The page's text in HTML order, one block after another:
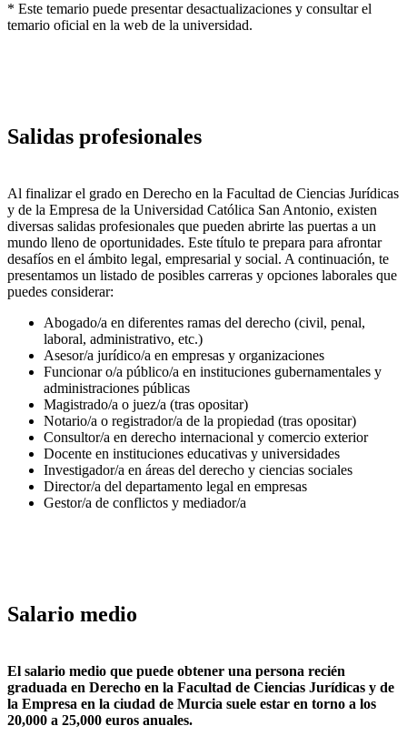
* Este temario puede presentar desactualizaciones y consultar el
temario oficial en la web de la universidad.
Salidas profesionales
Al finalizar el grado en Derecho en la Facultad de Ciencias Jurídicas
y de la Empresa de la Universidad Católica San Antonio, existen
diversas salidas profesionales que pueden abrirte las puertas a un
mundo lleno de oportunidades. Este título te prepara para afrontar
desafíos en el ámbito legal, empresarial y social. A continuación, te
presentamos un listado de posibles carreras y opciones laborales que
puedes considerar:
Abogado/a en diferentes ramas del derecho (civil, penal,
laboral, administrativo, etc.)
Asesor/a jurídico/a en empresas y organizaciones
Funcionar o/a público/a en instituciones gubernamentales y
administraciones públicas
Magistrado/a o juez/a (tras opositar)
Notario/a o registrador/a de la propiedad (tras opositar)
Consultor/a en derecho internacional y comercio exterior
Docente en instituciones educativas y universidades
Investigador/a en áreas del derecho y ciencias sociales
Director/a del departamento legal en empresas
Gestor/a de conflictos y mediador/a
Salario medio
El salario medio que puede obtener una persona recién
graduada en Derecho en la Facultad de Ciencias Jurídicas y de
la Empresa en la ciudad de Murcia suele estar en torno a los
20,000 a 25,000 euros anuales.